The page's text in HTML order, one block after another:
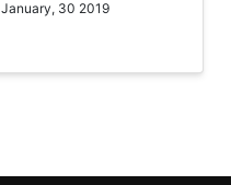
January, 30 2019